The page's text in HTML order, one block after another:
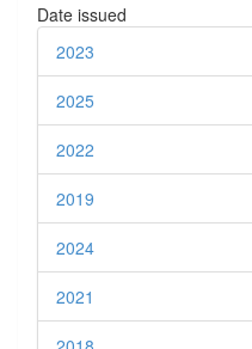
Date issued
2023
2025
2022
2019
2024
2021